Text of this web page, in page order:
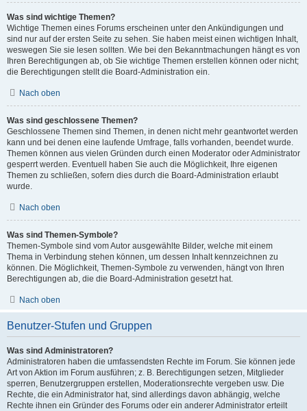
Was sind wichtige Themen?
Wichtige Themen eines Forums erscheinen unter den Ankündigungen und
sind nur auf der ersten Seite zu sehen. Sie haben meist einen wichtigen Inhalt,
weswegen Sie sie lesen sollten. Wie bei den Bekanntmachungen hängt es von
Ihren Berechtigungen ab, ob Sie wichtige Themen erstellen können oder nicht;
die Berechtigungen stellt die Board-Administration ein.
Nach oben
Was sind geschlossene Themen?
Geschlossene Themen sind Themen, in denen nicht mehr geantwortet werden
kann und bei denen eine laufende Umfrage, falls vorhanden, beendet wurde.
Themen können aus vielen Gründen durch einen Moderator oder Administrator
gesperrt werden. Eventuell haben Sie auch die Möglichkeit, Ihre eigenen
Themen zu schließen, sofern dies durch die Board-Administration erlaubt
wurde.
Nach oben
Was sind Themen-Symbole?
Themen-Symbole sind vom Autor ausgewählte Bilder, welche mit einem
Thema in Verbindung stehen können, um dessen Inhalt kennzeichnen zu
können. Die Möglichkeit, Themen-Symbole zu verwenden, hängt von Ihren
Berechtigungen ab, die die Board-Administration gesetzt hat.
Nach oben
Benutzer-Stufen und Gruppen
Was sind Administratoren?
Administratoren haben die umfassendsten Rechte im Forum. Sie können jede
Art von Aktion im Forum ausführen; z. B. Berechtigungen setzen, Mitglieder
sperren, Benutzergruppen erstellen, Moderationsrechte vergeben usw. Die
Rechte, die ein Administrator hat, sind allerdings davon abhängig, welche
Rechte ihnen ein Gründer des Forums oder ein anderer Administrator erteilt